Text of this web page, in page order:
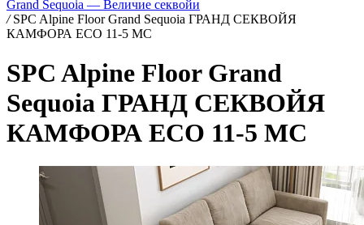
Grand Sequoia — Величие секвойи
/ SPC Alpine Floor Grand Sequoia ГРАНД СЕКВОЙЯ
КАМФОРА ECO 11-5 MC
SPC Alpine Floor Grand
Sequoia ГРАНД СЕКВОЙЯ
КАМФОРА ECO 11-5 MC